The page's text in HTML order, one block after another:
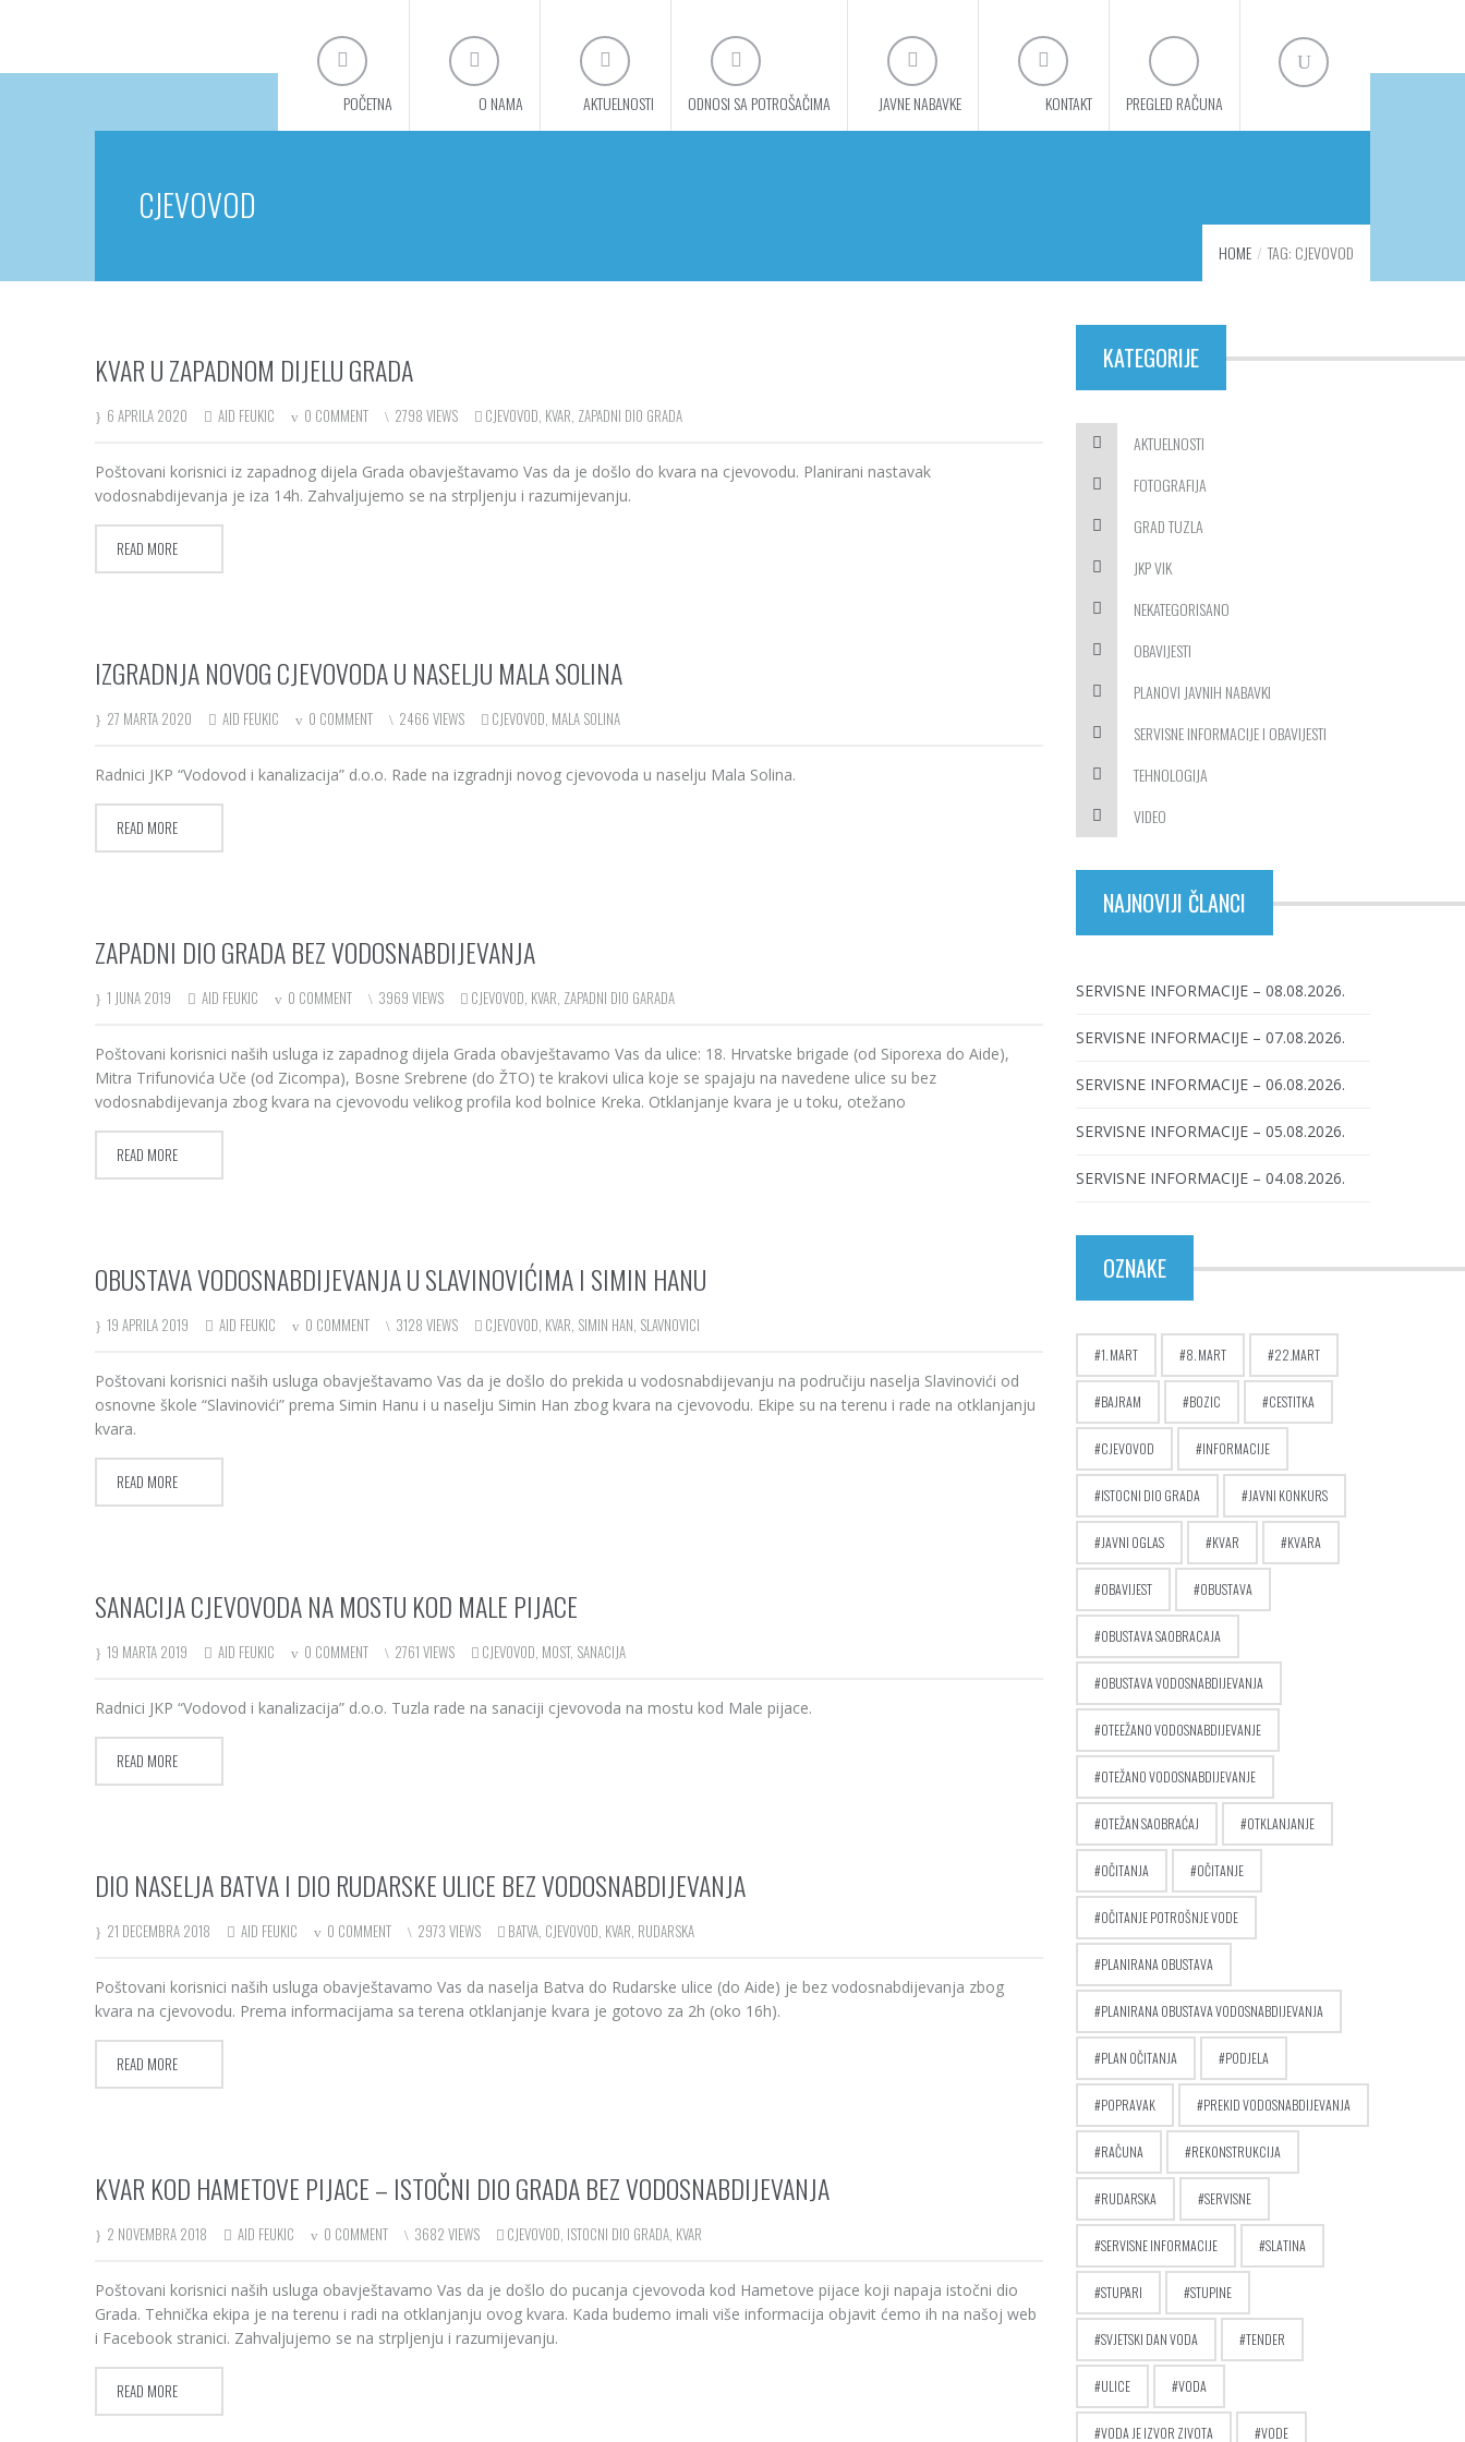
POČETNA O NAMA AKTUELNOSTI ODNOSI SA POTROŠAČIMA JAVNE NABAVKE KONTAKT PREGLED RAČUNA
CJEVOVOD
HOME TAG: CJEVOVOD
KVAR U ZAPADNOM DIJELU GRADA
6 APRILA 2020 AID FEUKIC 0 COMMENT 2798 VIEWS CJEVOVOD, KVAR, ZAPADNI DIO GRADA
Poštovani korisnici iz zapadnog dijela Grada obavještavamo Vas da je došlo do kvara na cjevovodu. Planirani nastavak
vodosnabdijevanja je iza 14h. Zahvaljujemo se na strpljenju i razumijevanju.
READ MORE
IZGRADNJA NOVOG CJEVOVODA U NASELJU MALA SOLINA
27 MARTA 2020 AID FEUKIC 0 COMMENT 2466 VIEWS CJEVOVOD, MALA SOLINA
Radnici JKP “Vodovod i kanalizacija” d.o.o. Rade na izgradnji novog cjevovoda u naselju Mala Solina.
READ MORE
ZAPADNI DIO GRADA BEZ VODOSNABDIJEVANJA
1 JUNA 2019 AID FEUKIC 0 COMMENT 3969 VIEWS CJEVOVOD, KVAR, ZAPADNI DIO GARADA
Poštovani korisnici naših usluga iz zapadnog dijela Grada obavještavamo Vas da ulice: 18. Hrvatske brigade (od Siporexa do Aide),
Mitra Trifunovića Uče (od Zicompa), Bosne Srebrene (do ŽTO) te krakovi ulica koje se spajaju na navedene ulice su bez
vodosnabdijevanja zbog kvara na cjevovodu velikog profila kod bolnice Kreka. Otklanjanje kvara je u toku, otežano
READ MORE
OBUSTAVA VODOSNABDIJEVANJA U SLAVINOVIĆIMA I SIMIN HANU
19 APRILA 2019 AID FEUKIC 0 COMMENT 3128 VIEWS CJEVOVOD, KVAR, SIMIN HAN, SLAVNOVICI
Poštovani korisnici naših usluga obavještavamo Vas da je došlo do prekida u vodosnabdijevanju na područiju naselja Slavinovići od
osnovne škole “Slavinovići” prema Simin Hanu i u naselju Simin Han zbog kvara na cjevovodu. Ekipe su na terenu i rade na otklanjanju
kvara.
READ MORE
SANACIJA CJEVOVODA NA MOSTU KOD MALE PIJACE
19 MARTA 2019 AID FEUKIC 0 COMMENT 2761 VIEWS CJEVOVOD, MOST, SANACIJA
Radnici JKP “Vodovod i kanalizacija” d.o.o. Tuzla rade na sanaciji cjevovoda na mostu kod Male pijace.
READ MORE
DIO NASELJA BATVA I DIO RUDARSKE ULICE BEZ VODOSNABDIJEVANJA
21 DECEMBRA 2018 AID FEUKIC 0 COMMENT 2973 VIEWS BATVA, CJEVOVOD, KVAR, RUDARSKA
Poštovani korisnici naših usluga obavještavamo Vas da naselja Batva do Rudarske ulice (do Aide) je bez vodosnabdijevanja zbog
kvara na cjevovodu. Prema informacijama sa terena otklanjanje kvara je gotovo za 2h (oko 16h).
READ MORE
KVAR KOD HAMETOVE PIJACE – ISTOČNI DIO GRADA BEZ VODOSNABDIJEVANJA
2 NOVEMBRA 2018 AID FEUKIC 0 COMMENT 3682 VIEWS CJEVOVOD, ISTOCNI DIO GRADA, KVAR
Poštovani korisnici naših usluga obavještavamo Vas da je došlo do pucanja cjevovoda kod Hametove pijace koji napaja istočni dio
Grada. Tehnička ekipa je na terenu i radi na otklanjanju ovog kvara. Kada budemo imali više informacija objavit ćemo ih na našoj web
i Facebook stranici. Zahvaljujemo se na strpljenju i razumijevanju.
READ MORE
KATEGORIJE
AKTUELNOSTI
FOTOGRAFIJA
GRAD TUZLA
JKP VIK
NEKATEGORISANO
OBAVIJESTI
PLANOVI JAVNIH NABAVKI
SERVISNE INFORMACIJE I OBAVIJESTI
TEHNOLOGIJA
VIDEO
NAJNOVIJI ČLANCI
SERVISNE INFORMACIJE – 08.08.2026.
SERVISNE INFORMACIJE – 07.08.2026.
SERVISNE INFORMACIJE – 06.08.2026.
SERVISNE INFORMACIJE – 05.08.2026.
SERVISNE INFORMACIJE – 04.08.2026.
OZNAKE
1. MART 8. MART 22.MART
BAJRAM BOZIC CESTITKA
CJEVOVOD INFORMACIJE
ISTOCNI DIO GRADA JAVNI KONKURS
JAVNI OGLAS KVAR KVARA
OBAVIJEST OBUSTAVA
OBUSTAVA SAOBRACAJA
OBUSTAVA VODOSNABDIJEVANJA
OTEEŽANO VODOSNABDIJEVANJE
OTEŽANO VODOSNABDIJEVANJE
OTEŽAN SAOBRAĆAJ OTKLANJANJE
OČITANJA OČITANJE
OČITANJE POTROŠNJE VODE
PLANIRANA OBUSTAVA
PLANIRANA OBUSTAVA VODOSNABDIJEVANJA
PLAN OČITANJA PODJELA
POPRAVAK PREKID VODOSNABDIJEVANJA
RAČUNA REKONSTRUKCIJA
RUDARSKA SERVISNE
SERVISNE INFORMACIJE SLATINA
STUPARI STUPINE
SVJETSKI DAN VODA TENDER
ULICE VODA
VODA JE IZVOR ZIVOTA VODE